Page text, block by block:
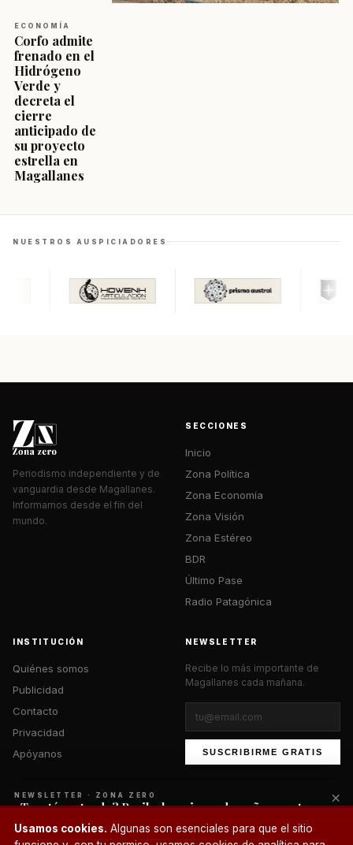
ECONOMÍA
Corfo admite
frenado en el
Hidrógeno
Verde y
decreta el
cierre
anticipado de
su proyecto
estrella en
Magallanes
NUESTROS AUSPICIADORES
Periodismo independiente y de
vanguardia desde Magallanes.
Informamos desde el fin del
mundo.
SECCIONES
Inicio
Zona Política
Zona Economía
Zona Visión
Zona Estéreo
BDR
Último Pase
Radio Patagónica
INSTITUCIÓN
Quiénes somos
Publicidad
Contacto
Privacidad
Apóyanos
NEWSLETTER
Recibe lo más importante de
Magallanes cada mañana.
SUSCRIBIRME GRATIS
© 2026 Zona Zero Media. Todos los derechos reservados.
Usamos cookies. Algunas son esenciales para que el sitio
¿Un café?
NEWSLETTER · ZONA ZERO
¿Te está gustando? Recibe lo mejor cada mañana en tu
correo.
×